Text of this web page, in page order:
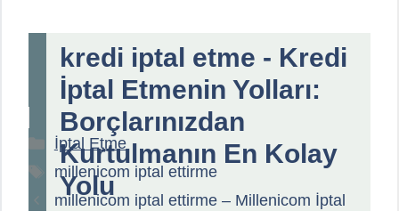
kredi iptal etme - Kredi
İptal Etmenin Yolları:
Borçlarınızdan
Kurtulmanın En Kolay
Yolu
Kategoriler
İptal Etme
Etiketler
millenicom iptal ettirme
millenicom iptal ettirme – Millenicom İptal